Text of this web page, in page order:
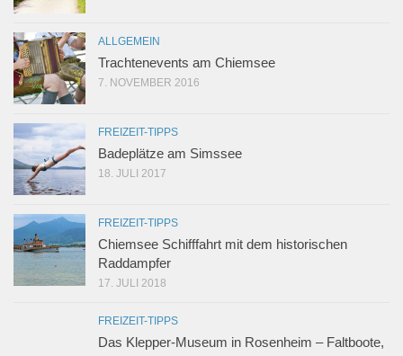
ALLGEMEIN
Trachtenevents am Chiemsee
7. NOVEMBER 2016
FREIZEIT-TIPPS
Badeplätze am Simssee
18. JULI 2017
FREIZEIT-TIPPS
Chiemsee Schifffahrt mit dem historischen
Raddampfer
17. JULI 2018
FREIZEIT-TIPPS
Das Klepper-Museum in Rosenheim – Faltboote,